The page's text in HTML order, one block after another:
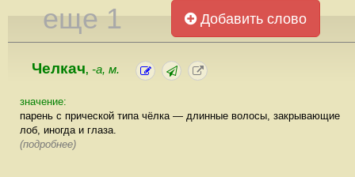
еще 1 Добавить слово
Челкач, -а, м.
значение:
парень с прической типа чёлка — длинные волосы, закрывающие
лоб, иногда и глаза.
(подробнее)